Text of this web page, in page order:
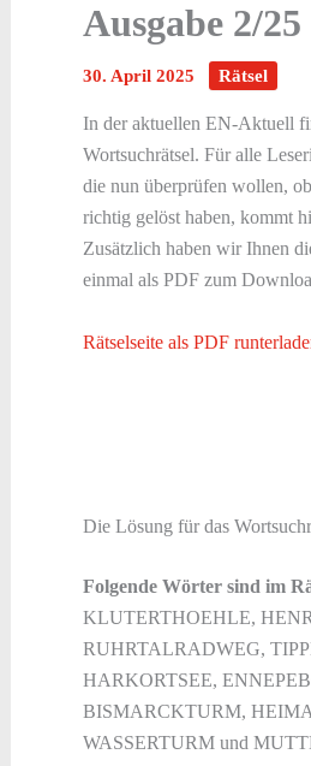
Ausgabe 2/25
30. April 2025 Rätsel
In der aktuellen EN-Aktuell
Wortsuchrätsel. Für alle
die nun überprüfen wollen,
richtig gelöst haben, kommt
Zusätzlich haben wir Ihnen
einmal als PDF zum
Rätselseite als PDF
Die Lösung für das
Folgende Wörter sind im
KLUTERTHOEHLE,
RUHRTALRADWEG,
HARKORTSEE,
BISMARCKTURM,
WASSERTURM und